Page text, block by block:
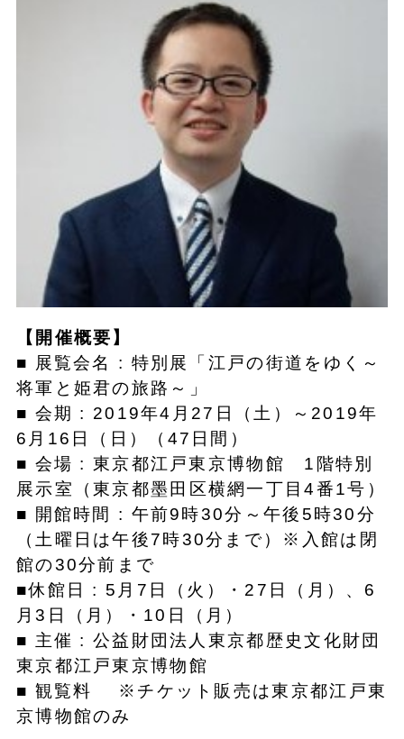
【開催概要】
■ 展覧会名 : 特別展「江戸の街道をゆく～
将軍と姫君の旅路～」
■ 会期 : 2019年4月27日（土）～2019年
6月16日（日）（47日間）
■ 会場 : 東京都江戸東京博物館 1階特別
展示室（東京都墨田区横網一丁目4番1号）
■ 開館時間 : 午前9時30分～午後5時30分
（土曜日は午後7時30分まで）※入館は閉
館の30分前まで
■休館日 : 5月7日（火）・27日（月）、6
月3日（月）・10日（月）
■ 主催 : 公益財団法人東京都歴史文化財団
東京都江戸東京博物館
■ 観覧料 ※チケット販売は東京都江戸東
京博物館のみ